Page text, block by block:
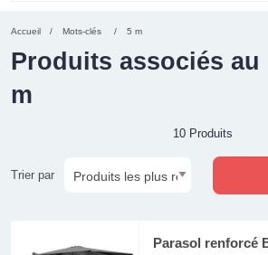
Accueil Mots-clés 5 m
Produits associés au
m
10 Produits
Trier par
Parasol renforcé